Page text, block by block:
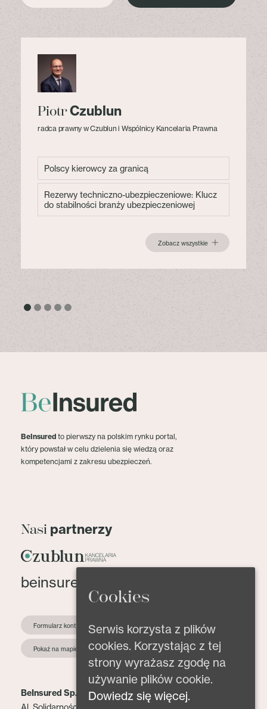
PiotrCzublun
radca prawny w Czublun i Wspólnicy Kancelaria Prawna
Polscy kierowcy za granicą
Rezerwy techniczno-ubezpieczeniowe: Klucz
do stabilności branży ubezpieczeniowej
Zobacz wszystkie
BeInsured to pierwszy na polskim rynku portal,
który powstał w celu dzielenia się wiedzą oraz
kompetencjami z zakresu ubezpieczeń.
Nasi partnerzy
beinsured@beinsured.pl
Formularz kontaktowy
Pokaż na mapie
BeInsured Sp. z o.o.
Cookies
Serwis korzysta z plików
cookies. Korzystając z tej
strony wyrażasz zgodę na
używanie plików cookie.
Dowiedz się więcej.